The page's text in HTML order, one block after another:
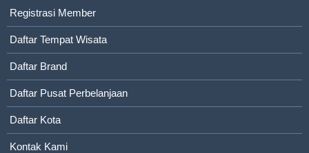
Registrasi Member
Daftar Tempat Wisata
Daftar Brand
Daftar Pusat Perbelanjaan
Daftar Kota
Kontak Kami